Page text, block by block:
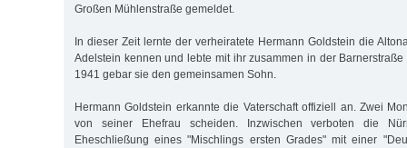
Großen Mühlenstraße gemeldet.
In dieser Zeit lernte der verheiratete Hermann Goldstein die
Adelstein kennen und lebte mit ihr zusammen in der Barnerstraße
1941 gebar sie den gemeinsamen Sohn.
Hermann Goldstein erkannte die Vaterschaft offiziell an. Zwei
von seiner Ehefrau scheiden. Inzwischen verboten die
Eheschließung eines "Mischlings ersten Grades" mit einer